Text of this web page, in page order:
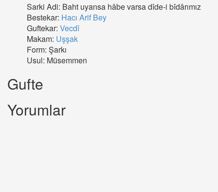
Sarki Adi: Baht uyansa hâbe varsa dîde-i bîdârımız
Bestekar: Hacı Arif Bey
Guftekar: Vecdî
Makam: Uşşak
Form: Şarkı
Usul: Müsemmen
Gufte
Yorumlar